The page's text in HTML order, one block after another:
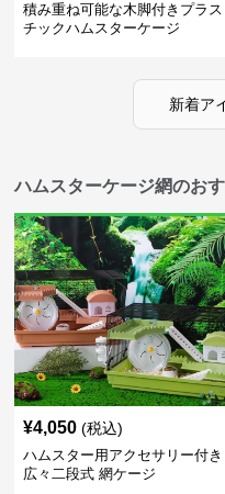
積み重ね可能な木脚付きプラス
チックハムスターケージ
新着ア
ハムスターケージ網のお
¥4,050 (税込)
ハムスター用アクセサリー付き
広々二段式 網ケージ